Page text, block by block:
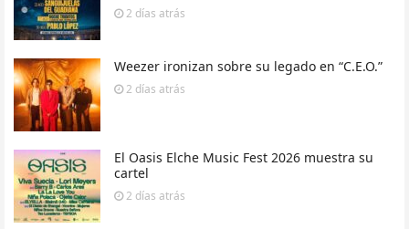
2 días atrás
Weezer ironizan sobre su legado en “C.E.O.”
2 días atrás
El Oasis Elche Music Fest 2026 muestra su
cartel
2 días atrás